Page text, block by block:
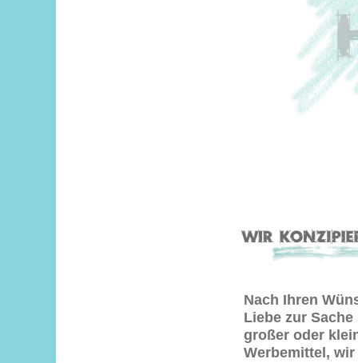
Nach Ihren
Liebe zur Sache
großer oder
Werbemittel,